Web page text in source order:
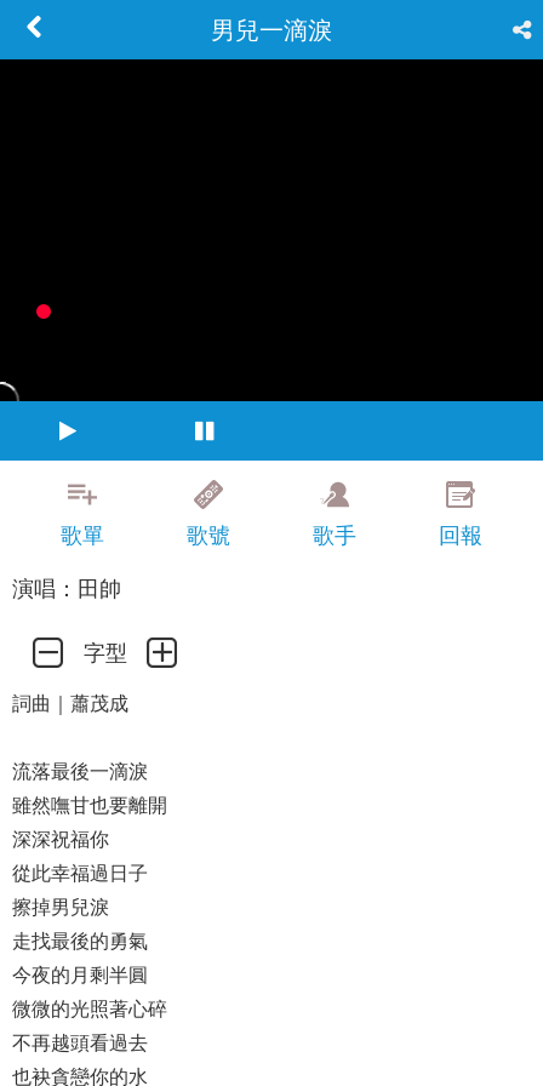
男兒一滴淚
歌單 歌號 歌手
回報
演唱：田帥
字型
詞曲｜蕭茂成
流落最後一滴淚
雖然嘸甘也要離開
深深祝福你
從此幸福過日子
擦掉男兒淚
走找最後的勇氣
今夜的月剩半圓
微微的光照著心碎
不再越頭看過去
也袂貪戀你的水